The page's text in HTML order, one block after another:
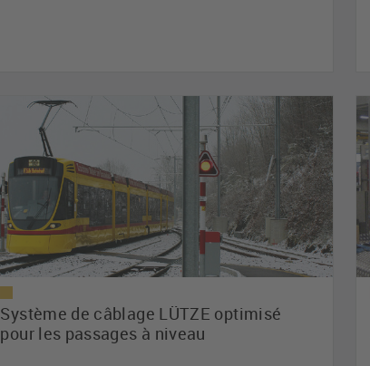
Système de câblage LÜTZE optimisé
pour les passages à niveau